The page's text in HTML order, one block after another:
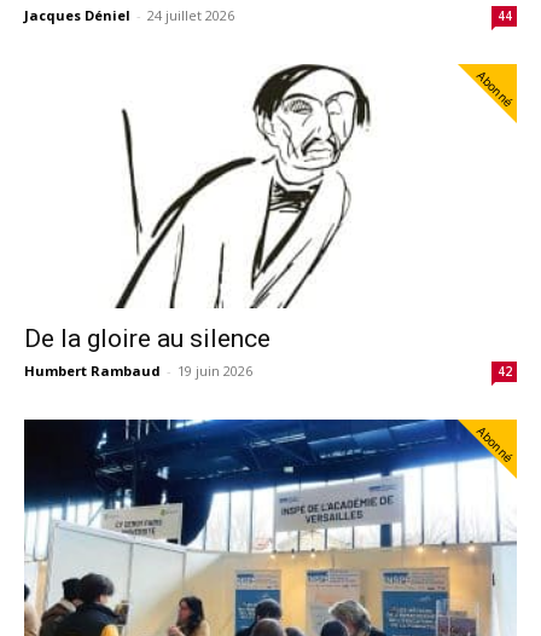
Jacques Déniel - 24 juillet 2026 44
Abonné
De la gloire au silence
Humbert Rambaud - 19 juin 2026 42
Abonné